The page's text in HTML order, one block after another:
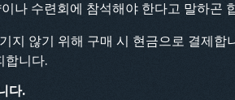
나 수련회에 참석해야 한다고 말하곤
지 않기 위해 구매 시 현금으로 결제합
합니다.
다.